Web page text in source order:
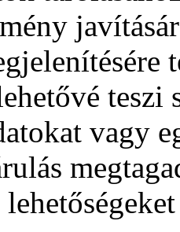
vagy